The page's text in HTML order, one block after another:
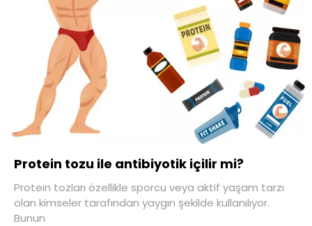
Protein tozu ile antibiyotik içilir mi?
Protein tozları özellikle sporcu veya aktif yaşam tarzı
olan kimseler tarafından yaygın şekilde kullanılıyor.
Bunun